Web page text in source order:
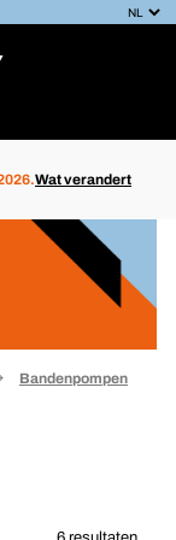
Wat verandert
Bandenpompen